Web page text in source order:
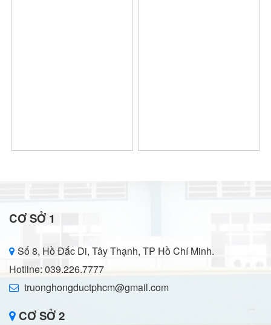
CƠ SỞ 1
Số 8, Hồ Đắc Di, Tây Thạnh, TP Hồ Chí Minh.
Hotline: 039.226.7777
truonghongductphcm@gmail.com
CƠ SỞ 2